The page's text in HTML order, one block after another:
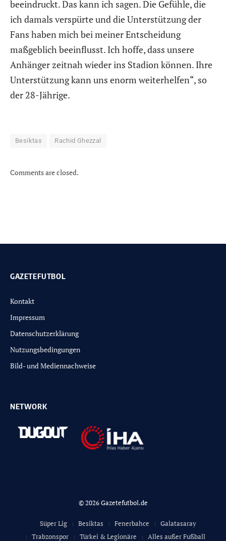
beeindruckt. Das kann ich sagen. Die Gefühle, die
ich damals verspürte und die Unterstützung der
Fans haben mich bei meiner Entscheidung
maßgeblich beeinflusst. Ich hoffe, dass unsere
Anhänger zeitnah wieder ins Stadion können. Ihre
Unterstützung kann uns enorm weiterhelfen“, so
der 28-Jährige.
Besiktas Rachid Ghezzal
Comments are closed.
GAZETEFUTBOL
Kontakt
Impressum
Datenschutzerklärung
Nutzungsbedingungen
Bild- und Mediennachweise
NETWORK
© 2026 Gazetefutbol.de
Süper Lig Besiktas Fenerbahce
Galatasaray
Trabzonspor
Türkei & Legionäre Alles außer Fußball